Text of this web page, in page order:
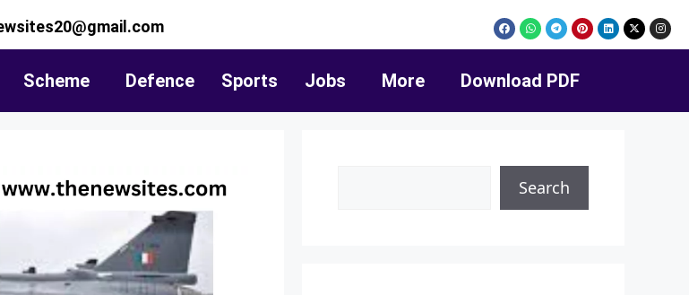
Scheme Defence Sports Jobs More Download PDF
Search